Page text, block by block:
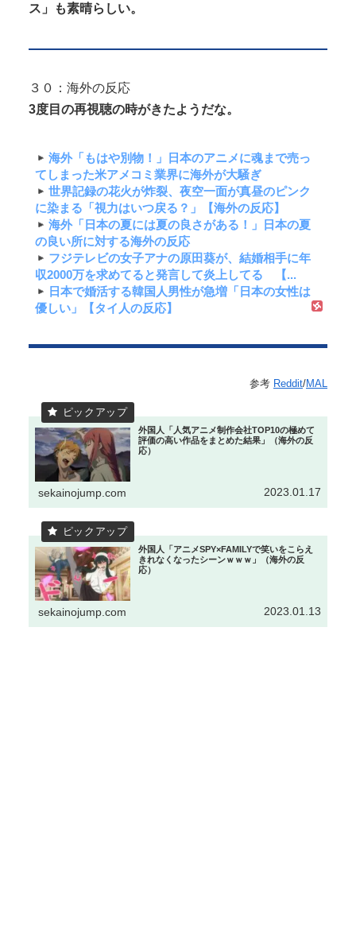
ス」も素晴らしい。
３０：海外の反応
3度目の再視聴の時がきたようだな。
海外「もはや別物！」日本のアニメに魂まで売っ
てしまった米アメコミ業界に海外が大騒ぎ
世界記録の花火が炸裂、夜空一面が真昼のピンク
に染まる「視力はいつ戻る？」【海外の反応】
海外「日本の夏には夏の良さがある！」日本の夏
の良い所に対する海外の反応
フジテレビの女子アナの原田葵が、結婚相手に年
収2000万を求めてると発言して炎上してる 【...
日本で婚活する韓国人男性が急増「日本の女性は
優しい」【タイ人の反応】
参考 Reddit/MAL
外国人「人気アニメ制作会社TOP10の極めて
評価の高い作品をまとめた結果」（海外の反
応）
sekainojump.com 2023.01.17
外国人「アニメSPY×FAMILYで笑いをこらえ
きれなくなったシーンｗｗｗ」（海外の反
応）
sekainojump.com 2023.01.13